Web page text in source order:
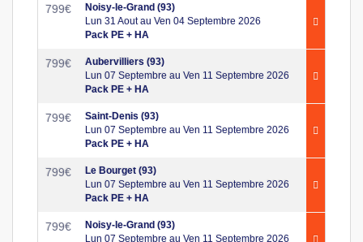
799€
Noisy-le-Grand (93)
Lun 31 Aout au Ven 04 Septembre 2026
Pack PE + HA
799€
Aubervilliers (93)
Lun 07 Septembre au Ven 11 Septembre 2026
Pack PE + HA
799€
Saint-Denis (93)
Lun 07 Septembre au Ven 11 Septembre 2026
Pack PE + HA
799€
Le Bourget (93)
Lun 07 Septembre au Ven 11 Septembre 2026
Pack PE + HA
799€
Noisy-le-Grand (93)
Lun 07 Septembre au Ven 11 Septembre 2026